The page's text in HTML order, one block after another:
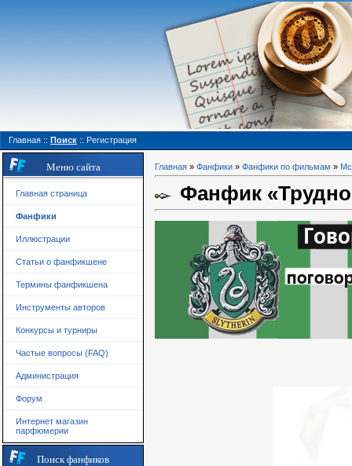
Главная :: Поиск :: Регистрация
Меню сайта
Главная страница
Фанфики
Иллюстрации
Статьи о фанфикшене
Термины фанфикшена
Инструменты авторов
Конкурсы и турниры
Частые вопросы (FAQ)
Администрация
Форум
Интернет магазин
парфюмерии
Поиск фанфиков
Главная » Фанфики » Фанфики по фильмам »
Фанфик